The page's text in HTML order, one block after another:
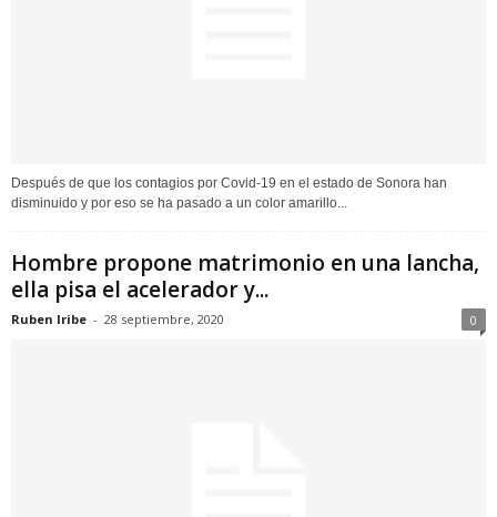
Después de que los contagios por Covid-19 en el estado de Sonora han
disminuido y por eso se ha pasado a un color amarillo...
Hombre propone matrimonio en una lancha,
ella pisa el acelerador y...
Ruben Iribe - 28 septiembre, 2020 0